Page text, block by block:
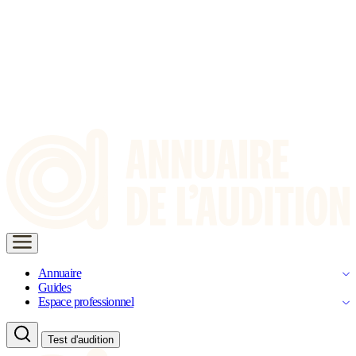
Annuaire
Guides
Espace professionnel
Test d'audition